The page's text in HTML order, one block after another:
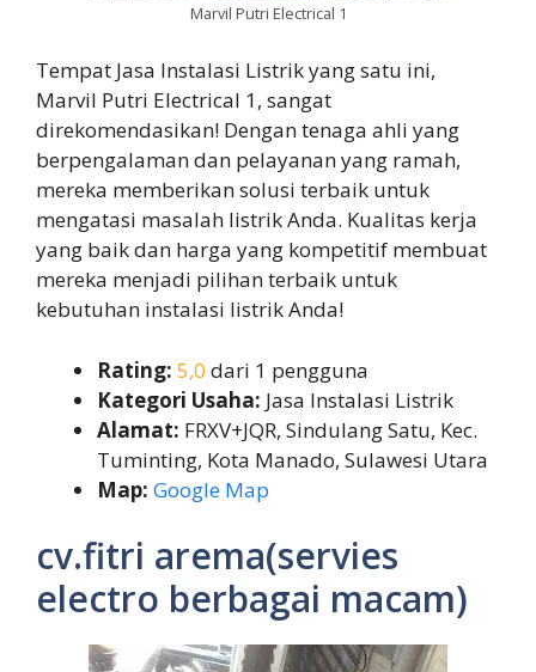
Marvil Putri Electrical 1
Tempat Jasa Instalasi Listrik yang satu ini,
Marvil Putri Electrical 1, sangat
direkomendasikan! Dengan tenaga ahli yang
berpengalaman dan pelayanan yang ramah,
mereka memberikan solusi terbaik untuk
mengatasi masalah listrik Anda. Kualitas kerja
yang baik dan harga yang kompetitif membuat
mereka menjadi pilihan terbaik untuk
kebutuhan instalasi listrik Anda!
Rating: 5,0 dari 1 pengguna
Kategori Usaha: Jasa Instalasi Listrik
Alamat: FRXV+JQR, Sindulang Satu, Kec.
Tuminting, Kota Manado, Sulawesi Utara
Map: Google Map
cv.fitri arema(servies
electro berbagai macam)